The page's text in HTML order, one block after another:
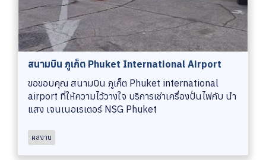
สนามบิน ภูเก็ต Phuket International Airport
ขอขอบคุณ สนามบิน ภูเก็ต Phuket international
airport ที่ให้ความไว้วางใจ บริการเช่าเครื่องปั่นไฟกับ นำ
แสง เจนเนอเรเตอร์ NSG Phuket
ผลงาน